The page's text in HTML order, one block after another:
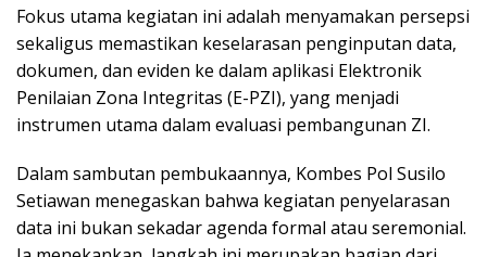
Fokus utama kegiatan ini adalah menyamakan persepsi
sekaligus memastikan keselarasan penginputan data,
dokumen, dan eviden ke dalam aplikasi Elektronik
Penilaian Zona Integritas (E-PZI), yang menjadi
instrumen utama dalam evaluasi pembangunan ZI.
Dalam sambutan pembukaannya, Kombes Pol Susilo
Setiawan menegaskan bahwa kegiatan penyelarasan
data ini bukan sekadar agenda formal atau seremonial.